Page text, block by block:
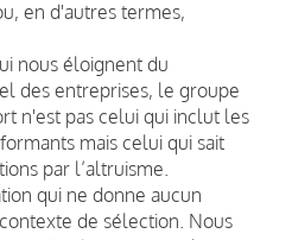
en d'autres termes,
nous éloignent du
des entreprises, le groupe
n'est pas celui qui inclut les
mais celui qui sait
par l’altruisme.
qui ne donne aucun
de sélection. Nous